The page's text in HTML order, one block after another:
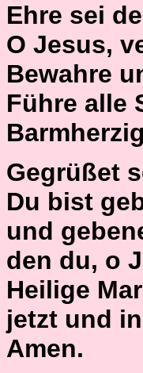
Ehre sei
O Jesus,
Bewahre
Führe alle
Gegrüßet
Du bist
und
den du, o
Heilige
jetzt und
Amen.